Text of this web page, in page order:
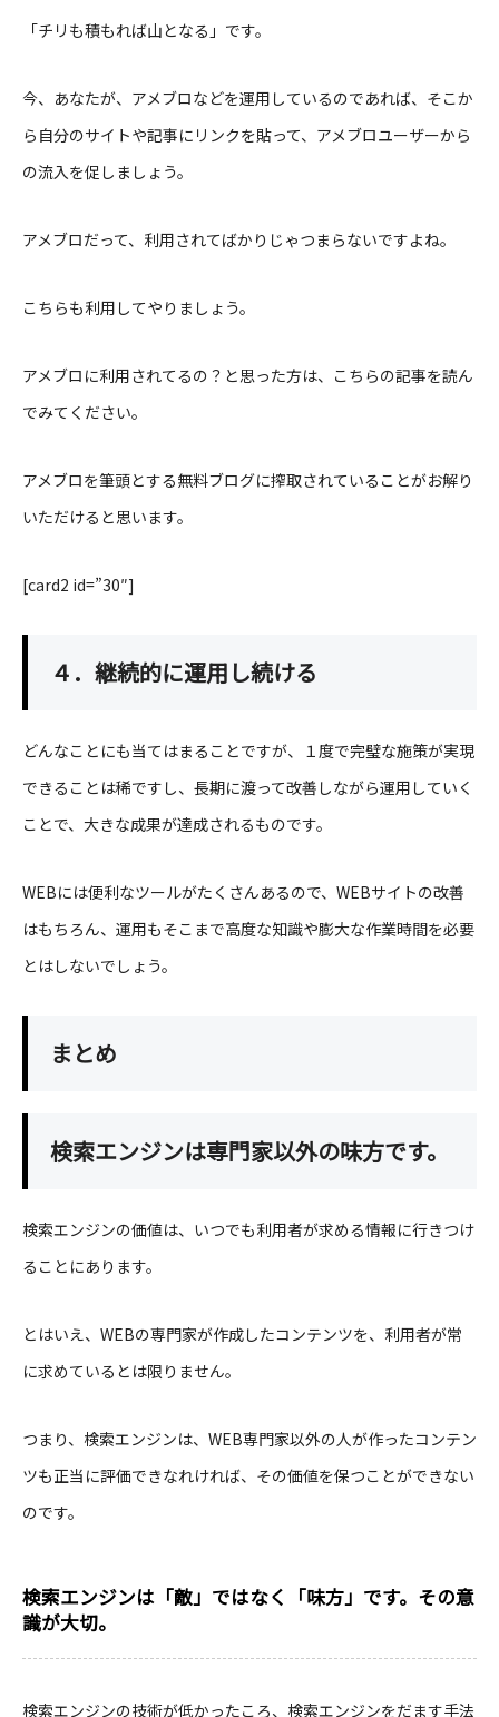
「チリも積もれば山となる」です。
今、あなたが、アメブロなどを運用しているのであれば、そこか
ら自分のサイトや記事にリンクを貼って、アメブロユーザーから
の流入を促しましょう。
アメブロだって、利用されてばかりじゃつまらないですよね。
こちらも利用してやりましょう。
アメブロに利用されてるの？と思った方は、こちらの記事を読ん
でみてください。
アメブロを筆頭とする無料ブログに搾取されていることがお解り
いただけると思います。
[card2 id=”30″]
４．継続的に運用し続ける
どんなことにも当てはまることですが、１度で完璧な施策が実現
できることは稀ですし、長期に渡って改善しながら運用していく
ことで、大きな成果が達成されるものです。
WEBには便利なツールがたくさんあるので、WEBサイトの改善
はもちろん、運用もそこまで高度な知識や膨大な作業時間を必要
とはしないでしょう。
まとめ
検索エンジンは専門家以外の味方です。
検索エンジンの価値は、いつでも利用者が求める情報に行きつけ
ることにあります。
とはいえ、WEBの専門家が作成したコンテンツを、利用者が常
に求めているとは限りません。
つまり、検索エンジンは、WEB専門家以外の人が作ったコンテン
ツも正当に評価できなれければ、その価値を保つことができない
のです。
検索エンジンは「敵」ではなく「味方」です。その意
識が大切。
検索エンジンの技術が低かったころ、検索エンジンをだます手法